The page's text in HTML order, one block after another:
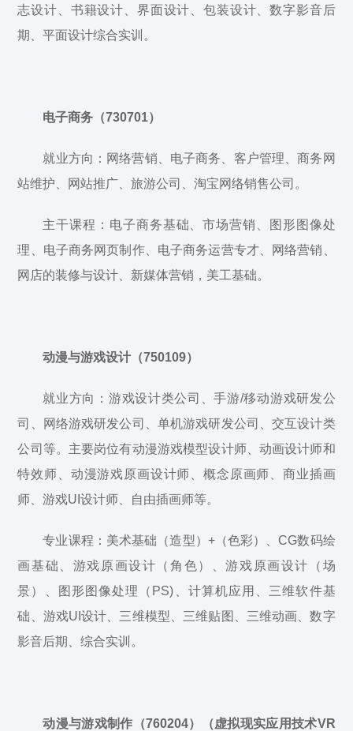
志设计、书籍设计、界面设计、包装设计、数字影音后
期、平面设计综合实训。
电子商务（730701）
就业方向：网络营销、电子商务、客户管理、商务网
站维护、网站推广、旅游公司、淘宝网络销售公司。
主干课程：电子商务基础、市场营销、图形图像处
理、电子商务网页制作、电子商务运营专才、网络营销、
网店的装修与设计、新媒体营销，美工基础。
动漫与游戏设计（750109）
就业方向：游戏设计类公司、手游/移动游戏研发公
司、网络游戏研发公司、单机游戏研发公司、交互设计类
公司等。主要岗位有动漫游戏模型设计师、动画设计师和
特效师、动漫游戏原画设计师、概念原画师、商业插画
师、游戏UI设计师、自由插画师等。
专业课程：美术基础（造型）+（色彩）、CG数码绘
画基础、游戏原画设计（角色）、游戏原画设计（场
景）、图形图像处理（PS)、计算机应用、三维软件基
础、游戏UI设计、三维模型、三维贴图、三维动画、数字
影音后期、综合实训。
动漫与游戏制作（760204）（虚拟现实应用技术VR